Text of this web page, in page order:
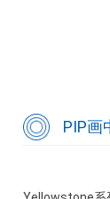
PIP画